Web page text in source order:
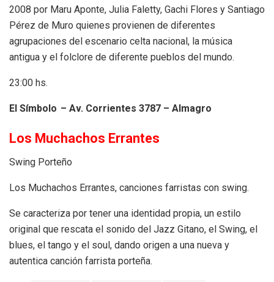
2008 por Maru Aponte, Julia Faletty, Gachi Flores y Santiago
Pérez de Muro quienes provienen de diferentes
agrupaciones del escenario celta nacional, la música
antigua y el folclore de diferente pueblos del mundo.
23:00 hs.
El Símbolo – Av. Corrientes 3787 – Almagro
Los Muchachos Errantes
Swing Porteño
Los Muchachos Errantes, canciones farristas con swing.
Se caracteriza por tener una identidad propia, un estilo
original que rescata el sonido del Jazz Gitano, el Swing, el
blues, el tango y el soul, dando origen a una nueva y
autentica canción farrista porteña.